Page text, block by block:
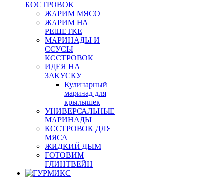
КОСТРОВОК
ЖАРИМ МЯСО
ЖАРИМ НА
РЕШЕТКЕ
МАРИНАДЫ И
СОУСЫ
КОСТРОВОК
ИДЕЯ НА
ЗАКУСКУ
Кулинарный
маринад для
крылышек
УНИВЕРСАЛЬНЫЕ
МАРИНАДЫ
КОСТРОВОК ДЛЯ
МЯСА
ЖИДКИЙ ДЫМ
ГОТОВИМ
ГЛИНТВЕЙН